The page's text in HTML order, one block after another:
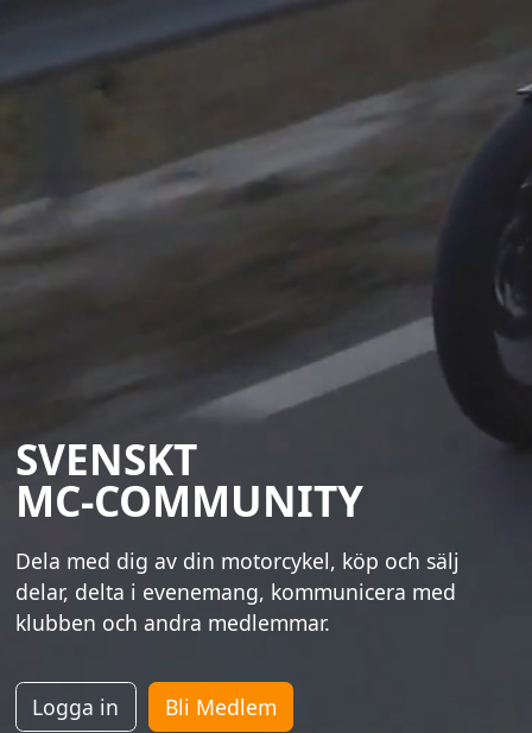
SVENSKT
MC-COMMUNITY
Dela med dig av din motorcykel, köp och sälj
delar, delta i evenemang, kommunicera med
klubben och andra medlemmar.
Logga in Bli Medlem